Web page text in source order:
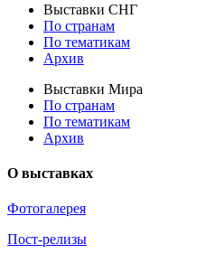
Выставки СНГ
По странам
По тематикам
Архив
Выставки Мира
По странам
По тематикам
Архив
О выставках
Фотогалерея
Пост-релизы